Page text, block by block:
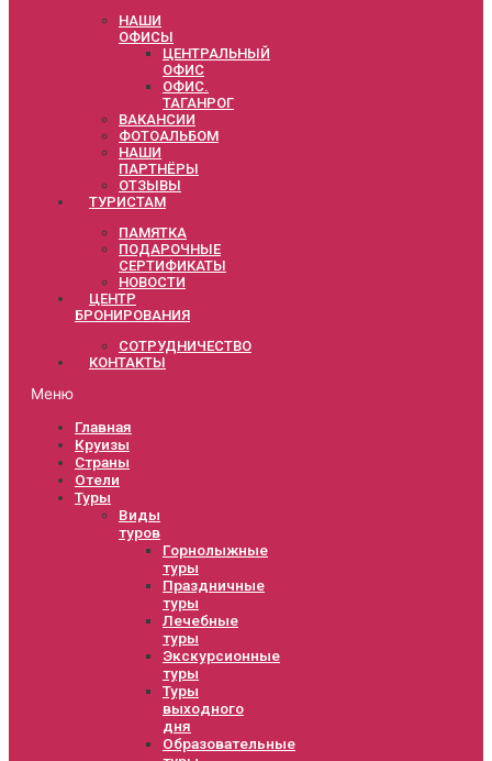
НАШИ
ОФИСЫ
ЦЕНТРАЛЬНЫЙ
ОФИС
ОФИС.
ТАГАНРОГ
ВАКАНСИИ
ФОТОАЛЬБОМ
НАШИ
ПАРТНЁРЫ
ОТЗЫВЫ
ТУРИСТАМ
ПАМЯТКА
ПОДАРОЧНЫЕ
СЕРТИФИКАТЫ
НОВОСТИ
ЦЕНТР
БРОНИРОВАНИЯ
СОТРУДНИЧЕСТВО
КОНТАКТЫ
Меню
Главная
Круизы
Страны
Отели
Туры
Виды
туров
Горнолыжные
туры
Праздничные
туры
Лечебные
туры
Экскурсионные
туры
Туры
выходного
дня
Образовательные